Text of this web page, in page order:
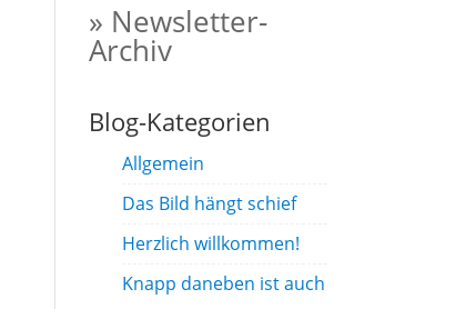
» Newsletter-
Archiv
Blog-Kategorien
Allgemein
Das Bild hängt schief
Herzlich willkommen!
Knapp daneben ist auch